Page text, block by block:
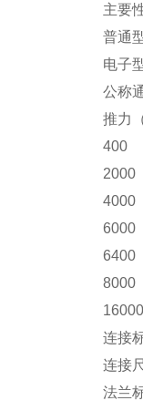
主要
普通
电子
公称
推力
400
2000
4000
6000
6400
8000
连接
连接
法兰